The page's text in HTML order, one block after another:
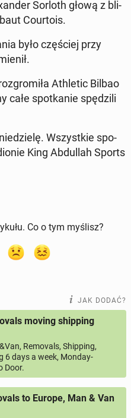
Sorloth głową z bli­
Co­ur­to­is.
było czę­ściej przy
Ath­le­tic Bilbao
całe spo­tka­nie spę­dzi­li
Wszyst­kie spo­
King Ab­dul­lah Sports
Co o tym myślisz?
JAK DODAĆ?
moving shipping
Removals, Shipping,
6 days a week, Monday-
Door.
to Europe, Man & Van